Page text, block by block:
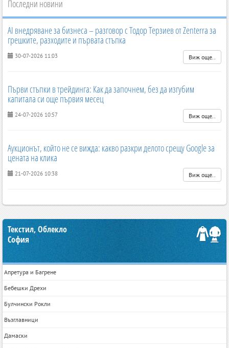
Последни новини
AI внедряване за бизнеса – разговор с Тодор Терзиев от Zenterra за
грешките, разходите и първата стъпка
30-07-2026 11:03 Виж още..
Първи стъпки в трейдинга: Как да започнем, без да изгубим
капитала си още първия месец
24-07-2026 10:57 Виж още..
Аукционът, който не се вижда: какво разкри делото срещу Google за
цената на клика
21-07-2026 10:38 Виж още..
Текстил, Облекло
София
Апретура и Багрене
Бебешки Дрехи
Булчински Рокли
Възглавници
Дамаски